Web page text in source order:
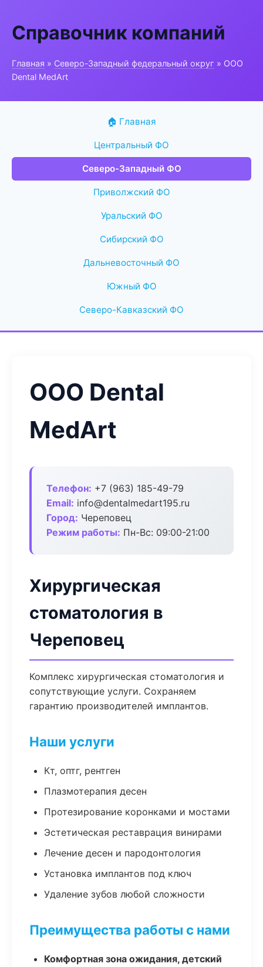
Справочник компаний
Главная » Северо-Западный федеральный округ » ООО
Dental MedArt
🏠 Главная
Центральный ФО
Северо-Западный ФО
Приволжский ФО
Уральский ФО
Сибирский ФО
Дальневосточный ФО
Южный ФО
Северо-Кавказский ФО
ООО Dental
MedArt
Телефон: +7 (963) 185-49-79
Email: info@dentalmedart195.ru
Город: Череповец
Режим работы: Пн-Вс: 09:00-21:00
Хирургическая
стоматология в
Череповец
Комплекс хирургическая стоматология и
сопутствующие услуги. Сохраняем
гарантию производителей имплантов.
Наши услуги
Кт, оптг, рентген
Плазмотерапия десен
Протезирование коронками и мостами
Эстетическая реставрация винирами
Лечение десен и пародонтология
Установка имплантов под ключ
Удаление зубов любой сложности
Преимущества работы с нами
Комфортная зона ожидания, детский